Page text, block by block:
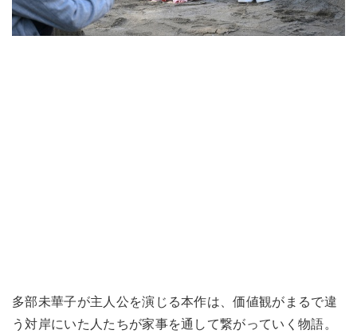
多部未華子が主人公を演じる本作は、価値観がまるで違
う対岸にいた人たちが家事を通して繋がっていく物語。